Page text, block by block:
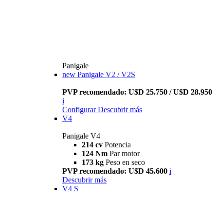
Panigale
new Panigale V2 / V2S
PVP recomendado: U$D 25.750 / U$D 28.950
i
Configurar Descubrir más
V4
Panigale V4
214 cv Potencia
124 Nm Par motor
173 kg Peso en seco
PVP recomendado: U$D 45.600 i
Descubrir más
V4 S